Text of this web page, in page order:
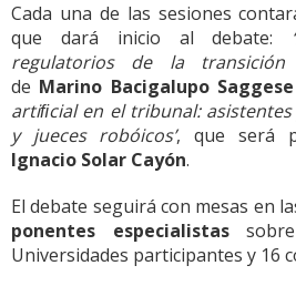
Cada una de las sesiones
que dará inicio al debate:
regulatorios de la transición
de Marino Bacigalupo Saggese
artiﬁcial en el tribunal:
y jueces robóicos’, que será
Ignacio Solar Cayón.
El debate seguirá con mesas en
ponentes especialistas
Universidades participantes y 16